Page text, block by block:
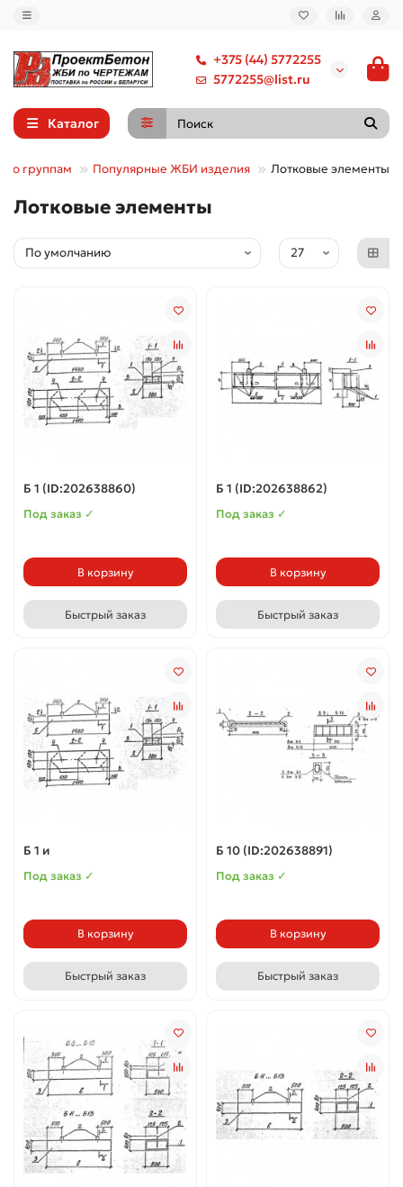
+375 (44) 5772255
5772255@list.ru
Каталог
по группам Популярные ЖБИ изделия Лотковые элементы
Лотковые элементы
Б 1 (ID:202638860)
Под заказ ✓
В корзину
Быстрый заказ
Б 1 (ID:202638862)
Под заказ ✓
В корзину
Быстрый заказ
Б 1 и
Под заказ ✓
В корзину
Быстрый заказ
Б 10 (ID:202638891)
Под заказ ✓
В корзину
Быстрый заказ